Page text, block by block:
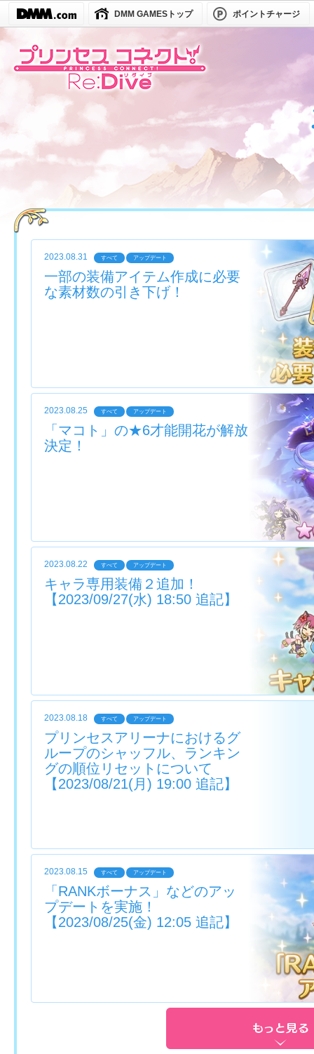
DMM GAMESトップ ポイントチャージ
2023.08.31 すべて アップデート
一部の装備アイテム作成に必要
な素材数の引き下げ！
2023.08.25 すべて アップデート
「マコト」の★6才能開花が解放
決定！
2023.08.22 すべて アップデート
キャラ専用装備２追加！
【2023/09/27(水) 18:50 追記】
2023.08.18 すべて アップデート
プリンセスアリーナにおけるグ
ループのシャッフル、ランキン
グの順位リセットについて
【2023/08/21(月) 19:00 追記】
2023.08.15 すべて アップデート
「RANKボーナス」などのアッ
プデートを実施！
【2023/08/25(金) 12:05 追記】